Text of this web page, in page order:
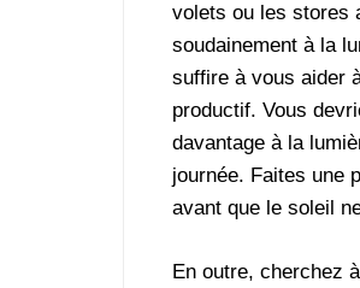
volets ou les stores
soudainement à la
suffire à vous aider
productif. Vous
davantage à la
journée. Faites une
avant que le soleil
En outre, cherchez